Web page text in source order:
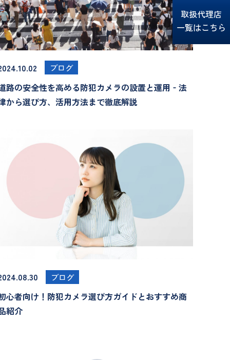
ブログ
路の安全性を高める防犯カメラの設置と運用‐法
から選び方、活用方法まで徹底解説
ブログ
心者向け！防犯カメラ選び方ガイドとおすすめ商
紹介
取扱代理店
一覧はこちら